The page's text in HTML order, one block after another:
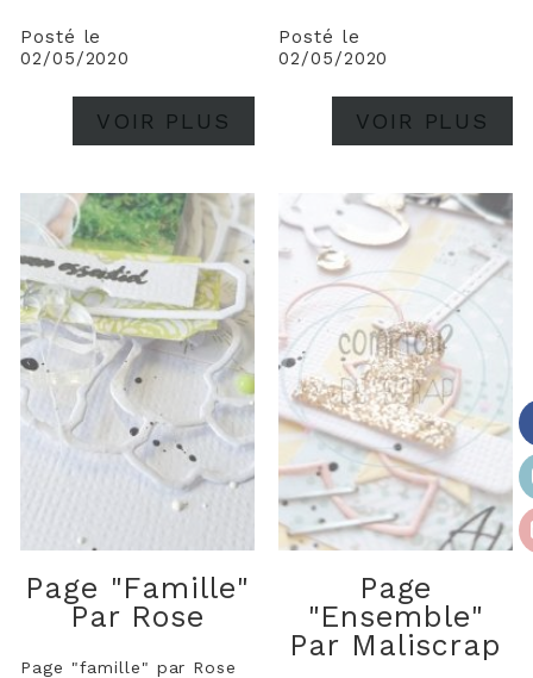
Posté le
02/05/2020
VOIR PLUS
Posté le
02/05/2020
VOIR PLUS
Page "famille"
Par Rose
Page "famille" par Rose
Page
"ensemble"
Par Maliscrap